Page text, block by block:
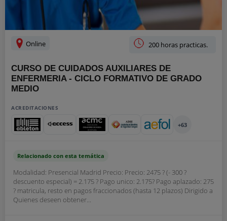
Online 200 horas practicas.
CURSO DE CUIDADOS AUXILIARES DE
ENFERMERIA - CICLO FORMATIVO DE GRADO
MEDIO
ACREDITACIONES
+63
Relacionado con esta temática
Modalidad: Presencial Madrid Precio: Precio: 2475 ? (- 300 ?
descuento especial) = 2.175 ? Pago unico: 2.175? Pago aplazado: 275
? matricula, resto en pagos fraccionados (hasta 12 plazos) Dirigido a
Quienes deseen obtener...